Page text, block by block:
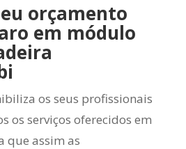
orçamento
em módulo
os seus profissionais
os serviços oferecidos em
que assim as